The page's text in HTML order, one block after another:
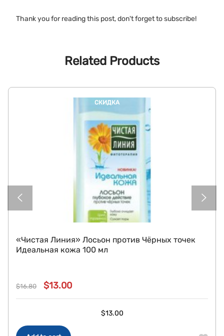
Thank you for reading this post, don't forget to subscribe!
Related Products
СКИДКА
«Чистая Линия» Лосьон против Чёрных точек
Идеальная кожа 100 мл
$16.80
$16.80.
$13.00
$13.00